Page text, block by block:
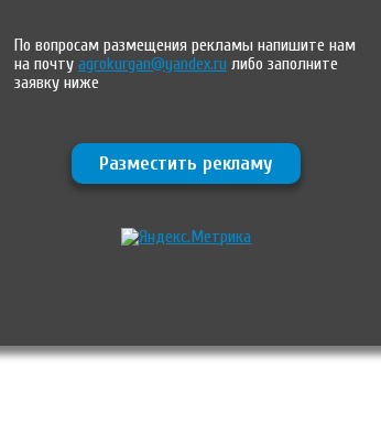
По вопросам размещения рекламы напишите нам
на почтуagrokurgan@yandex.ru либо заполните
заявку ниже
Разместить рекламу